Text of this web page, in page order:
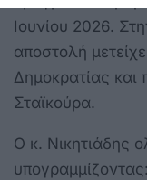
Ιουνίου 2026.
αποστολή
Δημοκρατίας
Σταϊκούρα.
Ο κ. Νικητιάδης
υπογραμμίζοντας: